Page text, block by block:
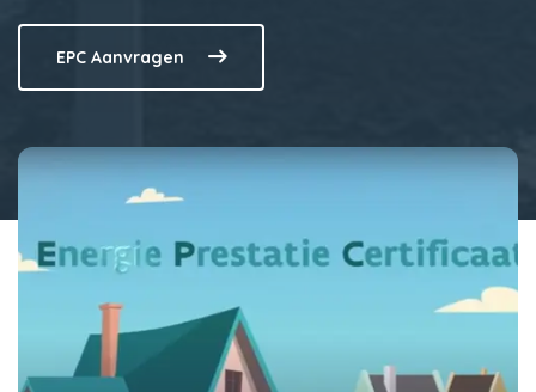
EPC Aanvragen